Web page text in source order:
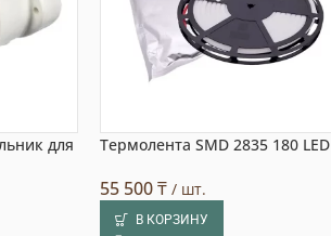
для Термолента SMD 2835 180 LED
55 500₸/ шт.
В КОРЗИНУ